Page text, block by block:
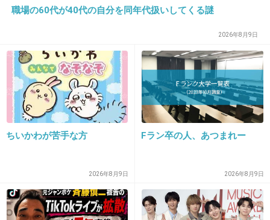
>>1
ボディも使った事あるけど、どちらとも普段手荒れが酷い
からもう手が染みて染みてやばいけど好き！笑
+7 -0
26. 匿名2022/09/11(日) 23:11:22
>>1 ユゼの秋田美人シリーズは、全国販売してほしい❗
秋田の自然の中で作られた、自然派化粧品の製造・OEM・販売を行ってい
ます。
職場の60代が40代の自分を同年代扱いしてくる謎
2026年8月9日
ちいかわが苦手な方
2026年8月9日
Fラン卒の人、あつまれー
2026年8月9日